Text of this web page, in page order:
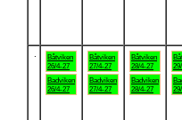
Båtviken
26/4-27
Badviken
26/4-27
Båtviken
27/4-27
Badviken
27/4-27
Båtviken
28/4-27
Badviken
28/4-27